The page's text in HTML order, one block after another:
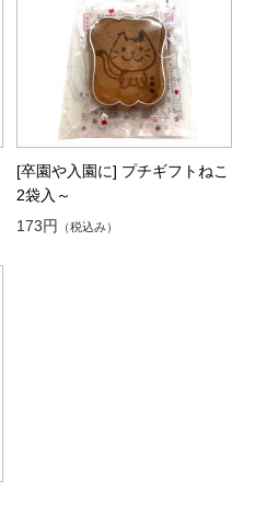
[卒園や入園に] プチギフトねこ
2袋入～
173円
（税込み）